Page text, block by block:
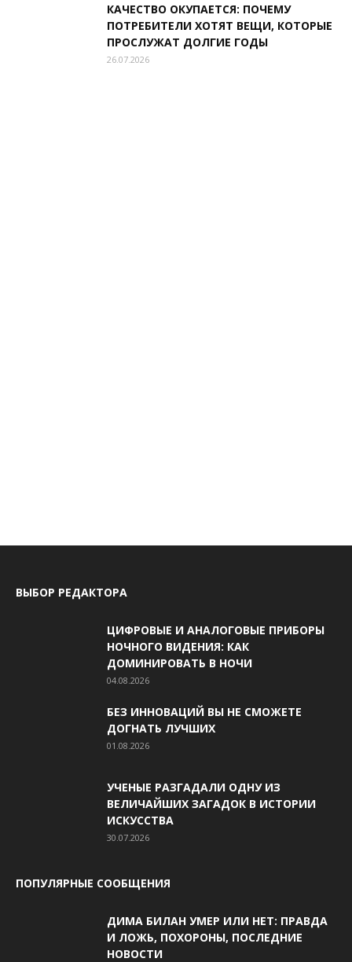
КАЧЕСТВО ОКУПАЕТСЯ: ПОЧЕМУ
ПОТРЕБИТЕЛИ ХОТЯТ ВЕЩИ, КОТОРЫЕ
ПРОСЛУЖАТ ДОЛГИЕ ГОДЫ
26.07.2026
ВЫБОР РЕДАКТОРА
ЦИФРОВЫЕ И АНАЛОГОВЫЕ ПРИБОРЫ
НОЧНОГО ВИДЕНИЯ: КАК
ДОМИНИРОВАТЬ В НОЧИ
04.08.2026
БЕЗ ИННОВАЦИЙ ВЫ НЕ СМОЖЕТЕ
ДОГНАТЬ ЛУЧШИХ
01.08.2026
УЧЕНЫЕ РАЗГАДАЛИ ОДНУ ИЗ
ВЕЛИЧАЙШИХ ЗАГАДОК В ИСТОРИИ
ИСКУССТВА
30.07.2026
ПОПУЛЯРНЫЕ СООБЩЕНИЯ
ДИМА БИЛАН УМЕР ИЛИ НЕТ: ПРАВДА
И ЛОЖЬ, ПОХОРОНЫ, ПОСЛЕДНИЕ
НОВОСТИ